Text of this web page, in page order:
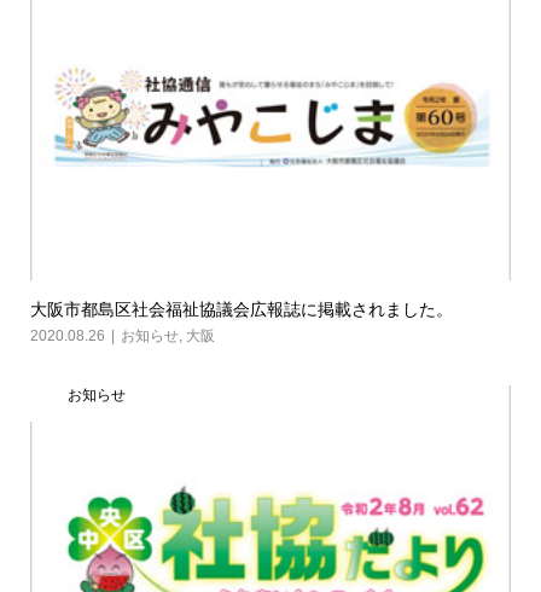
大阪市都島区社会福祉協議会広報誌に掲載されました。
2020.08.26 お知らせ, 大阪
お知らせ